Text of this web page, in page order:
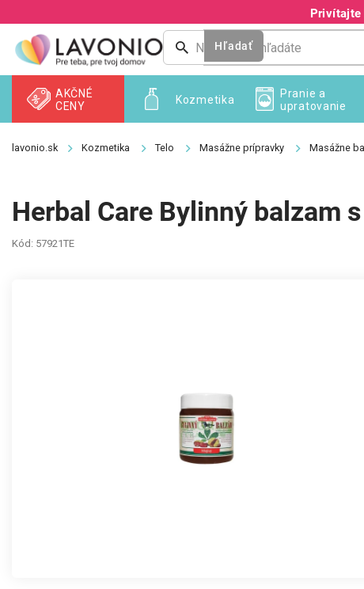
na
obsah
Privítajte
Hľadať
Kozmetika
AKČNÉ
CENY
Pranie a
upratovanie
Kozmetika Telo Masážne prípravky Masážne
Herbal Care Bylinný balzam
Kód: 57921TE